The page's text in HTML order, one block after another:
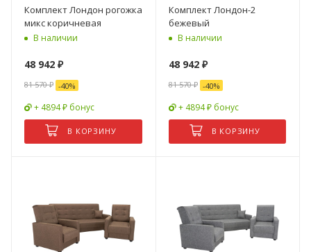
Комплект Лондон рогожка
микс коричневая
В наличии
48 942 ₽
81 570₽ -40%
+ 4894 ₽ бонус
В КОРЗИНУ
Комплект Лондон-2
бежевый
В наличии
48 942₽
81 570₽ -40%
+ 4894 ₽ бонус
В КОРЗИНУ